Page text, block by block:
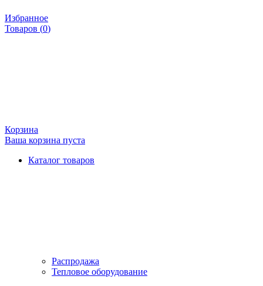
Избранное
Товаров (0)
Корзина
Ваша корзина пуста
Каталог товаров
Распродажа
Тепловое оборудование